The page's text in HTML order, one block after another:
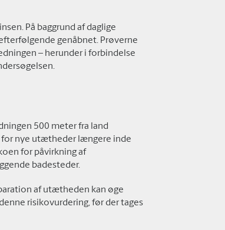
På baggrund af daglige
genåbnet. Prøverne
– herunder i forbindelse
500 meter fra land
for nye utætheder længere inde
for påvirkning af
badesteder.
af utætheden kan øge
risikovurdering, før der tages